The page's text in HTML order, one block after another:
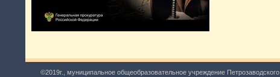
©2019г., муниципальное общеобразовательное учреждение